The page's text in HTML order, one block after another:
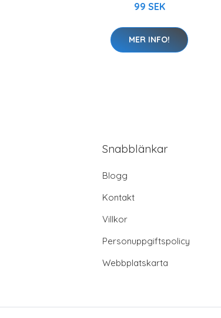
99 SEK
MER INFO!
Snabblänkar
Blogg
Kontakt
Villkor
Personuppgiftspolicy
Webbplatskarta